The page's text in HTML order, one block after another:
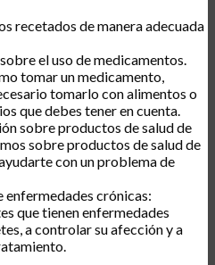
recetados de manera adecuada
el uso de medicamentos.
tomar un medicamento,
tomarlo con alimentos o
que debes tener en cuenta.
sobre productos de salud de
sobre productos de salud de
con un problema de
enfermedades crónicas:
que tienen enfermedades
a controlar su afección y a